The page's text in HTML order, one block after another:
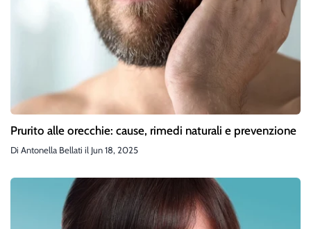
Prurito alle orecchie: cause, rimedi naturali e prevenzione
Di Antonella Bellati il Jun 18, 2025